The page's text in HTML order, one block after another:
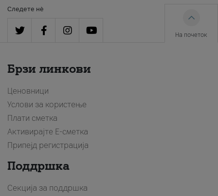
Следете нè
На почеток
Брзи линкови
Ценовници
Услови за користење
Плати сметка
Активирајте Е-сметка
Припејд регистрација
Поддршка
Секција за поддршка